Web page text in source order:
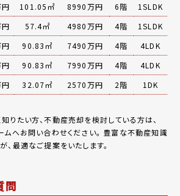
101.05㎡ 8990万円 6階
1SLDK
57.4㎡ 4980万円 4階
1SLDK
90.83㎡ 7490万円 4階
4LDK
90.83㎡ 7990万円 4階
4LDK
32.07㎡ 2570万円 2階 1DK
りたい方、不動産売却を検討している方は、
ームへお問い合わせください。 豊富な不動産知識
、最適なご提案をいたします。
問